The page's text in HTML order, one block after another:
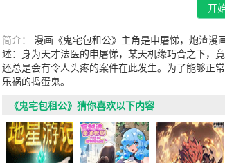
开
简介：
漫画《鬼宅包租公》主角是申屠悌，炮渣漫
述：身为天才法医的申屠悌，某天机缘巧合之下，
还总是会有令人头疼的案件在此发生。为了能够正
乐祸的捣蛋鬼。
《鬼宅包租公》猜你喜欢以下内容